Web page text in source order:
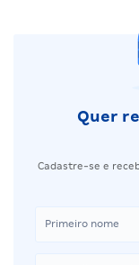
Quer
Cadastre-se e